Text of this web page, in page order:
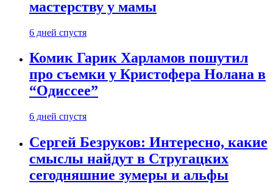
мастерству у мамы
6 дней спустя
Комик Гарик Харламов пошутил
про съемки у Кристофера Нолана в
“Одиссее”
6 дней спустя
Сергей Безруков: Интересно, какие
смыслы найдут в Стругацких
сегодняшние зумеры и альфы